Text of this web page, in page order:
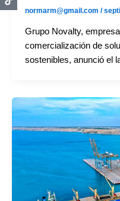
normarm@gmail.com /
Grupo Novalty,
comercialización de
sostenibles, anunció el